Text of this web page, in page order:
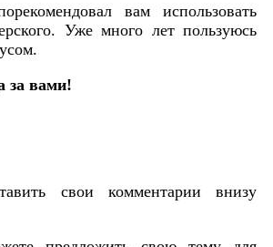
вам использовать
Уже много лет пользуюсь
за вами!
свои комментарии внизу